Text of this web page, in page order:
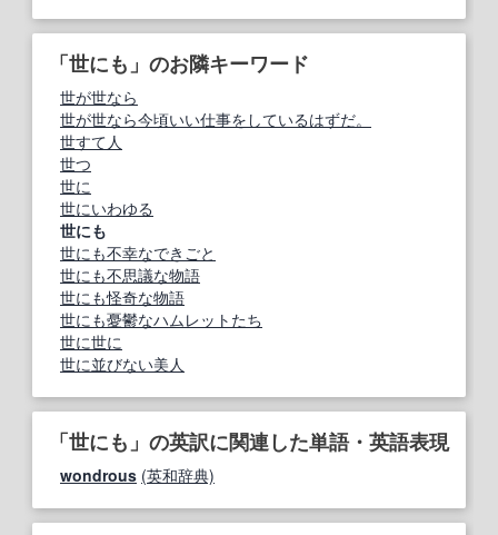
「世にも」のお隣キーワード
世が世なら
世が世なら今頃いい仕事をしているはずだ。
世すて人
世つ
世に
世にいわゆる
世にも
世にも不幸なできごと
世にも不思議な物語
世にも怪奇な物語
世にも憂鬱なハムレットたち
世に世に
世に並びない美人
「世にも」の英訳に関連した単語・英語表現
wondrous (英和辞典)